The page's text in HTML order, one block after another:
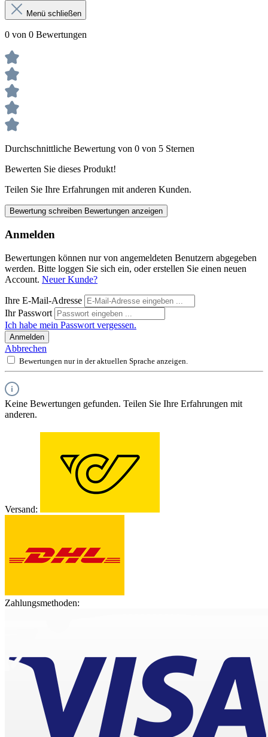
Menü schließen
0 von 0 Bewertungen
Durchschnittliche Bewertung von 0 von 5 Sternen
Bewerten Sie dieses Produkt!
Teilen Sie Ihre Erfahrungen mit anderen Kunden.
Bewertung schreiben Bewertungen anzeigen
Anmelden
Bewertungen können nur von angemeldeten Benutzern abgegeben
werden. Bitte loggen Sie sich ein, oder erstellen Sie einen neuen
Account. Neuer Kunde?
Ihre E-Mail-Adresse
Ihr Passwort
Ich habe mein Passwort vergessen.
Anmelden
Abbrechen
Bewertungen nur in der aktuellen Sprache anzeigen.
Keine Bewertungen gefunden. Teilen Sie Ihre Erfahrungen mit
anderen.
Versand:
Zahlungsmethoden: